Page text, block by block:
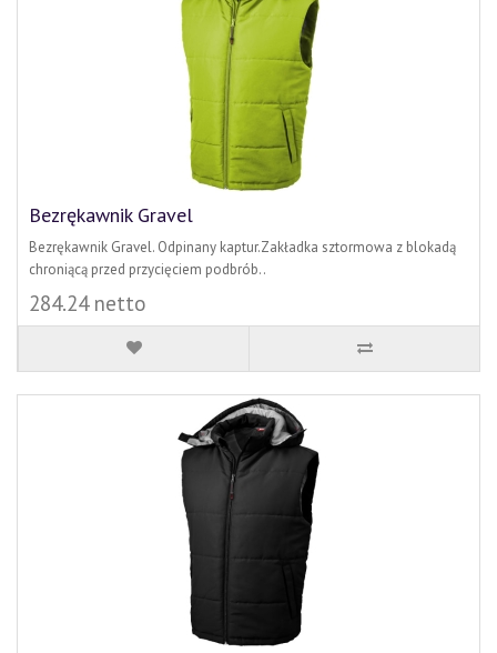
Bezrękawnik Gravel
Bezrękawnik Gravel. Odpinany kaptur.Zakładka sztormowa z blokadą
chroniącą przed przycięciem podbrób..
284.24 netto